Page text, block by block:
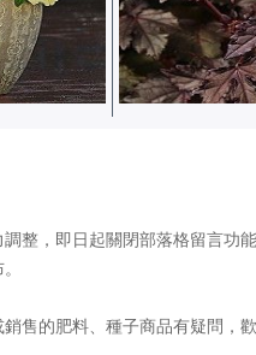
整，即日起關閉部落格留言功
售的肥料、種子商品有疑問，